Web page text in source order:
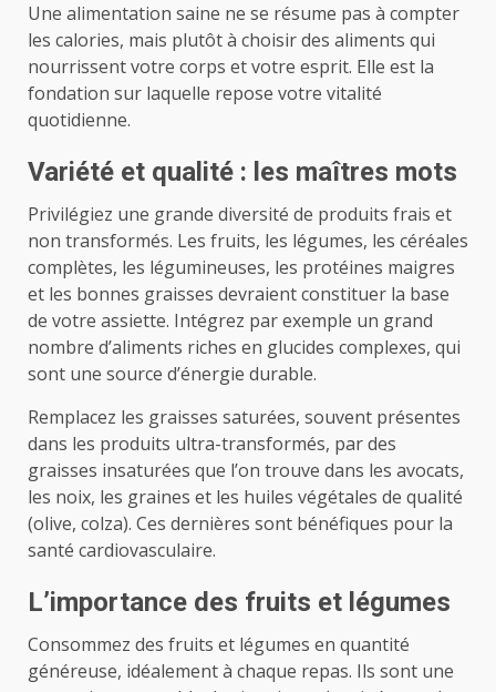
Une alimentation saine ne se résume pas à compter
les calories, mais plutôt à choisir des aliments qui
nourrissent votre corps et votre esprit. Elle est la
fondation sur laquelle repose votre vitalité
quotidienne.
Variété et qualité : les maîtres mots
Privilégiez une grande diversité de produits frais et
non transformés. Les fruits, les légumes, les céréales
complètes, les légumineuses, les protéines maigres
et les bonnes graisses devraient constituer la base
de votre assiette. Intégrez par exemple un grand
nombre d’aliments riches en glucides complexes, qui
sont une source d’énergie durable.
Remplacez les graisses saturées, souvent présentes
dans les produits ultra-transformés, par des
graisses insaturées que l’on trouve dans les avocats,
les noix, les graines et les huiles végétales de qualité
(olive, colza). Ces dernières sont bénéfiques pour la
santé cardiovasculaire.
L’importance des fruits et légumes
Consommez des fruits et légumes en quantité
généreuse, idéalement à chaque repas. Ils sont une